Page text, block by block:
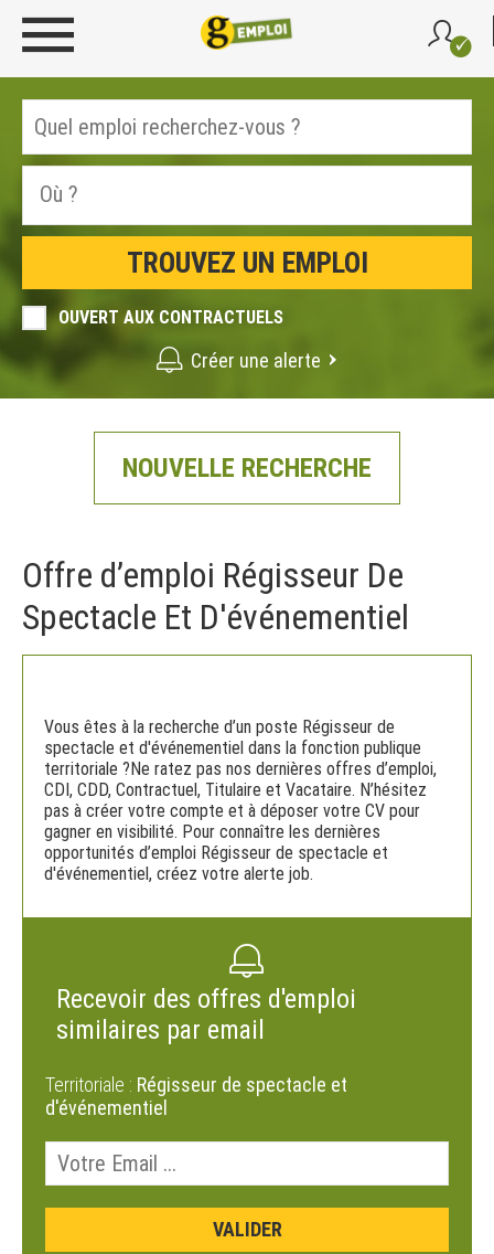
OUVERT AUX CONTRACTUELS
Créer une alerte
NOUVELLE RECHERCHE
Offre d’emploi Régisseur De
Spectacle Et D'événementiel
Vous êtes à la recherche d’un poste Régisseur de
spectacle et d'événementiel dans la fonction publique
territoriale ?Ne ratez pas nos dernières offres d’emploi,
CDI, CDD, Contractuel, Titulaire et Vacataire. N’hésitez
pas à créer votre compte et à déposer votre CV pour
gagner en visibilité. Pour connaître les dernières
opportunités d’emploi Régisseur de spectacle et
d'événementiel, créez votre alerte job.
Recevoir des offres d'emploi
similaires par email
Territoriale : Régisseur de spectacle et
d'événementiel